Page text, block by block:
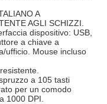
A
AGLI SCHIZZI.
dispositivo: USB,
a chiave a
ufficio. Mouse incluso
a 105 tasti
per un comodo
1000 DPI.